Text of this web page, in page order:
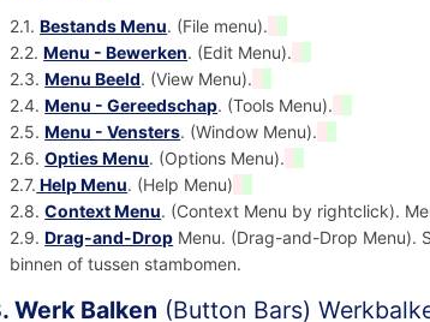
2.1.Bestands Menu. (File menu).
2.2.Menu - Bewerken. (Edit Menu).
2.3.Menu Beeld. (View Menu).
2.4.Menu - Gereedschap. (Tools Menu).
2.5.Menu - Vensters. (Window Menu).
2.6.Opties Menu. (Options Menu).
2.7. Help Menu. (Help Menu)
2.8.Context Menu. (Context Menu by rightclick).
2.9.Drag-and-Drop Menu. (Drag-and-Drop Menu).
binnen of tussen stambomen.
Werk Balken (Button Bars)